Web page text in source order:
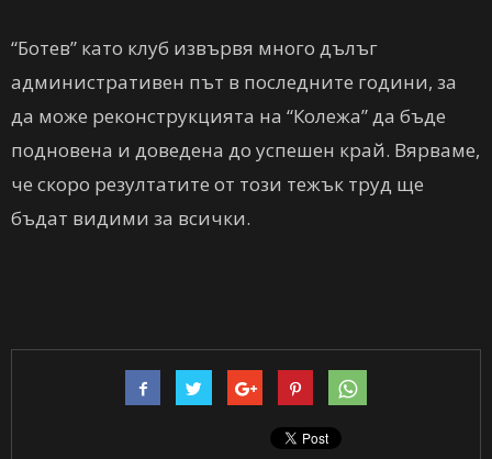
“Ботев” като клуб извървя много дълъг
административен път в последните години, за
да може реконструкцията на “Колежа” да бъде
подновена и доведена до успешен край. Вярваме,
че скоро резултатите от този тежък труд ще
бъдат видими за всички.